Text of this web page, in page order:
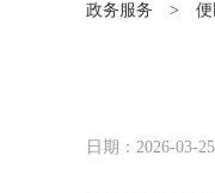
政务服务 >
日期：2026-03-